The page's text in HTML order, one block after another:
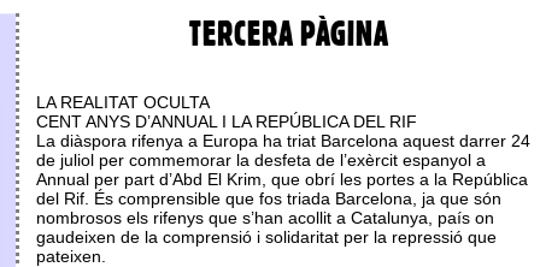
TERCERA PÀGINA
LA REALITAT OCULTA
CENT ANYS D’ANNUAL I LA REPÚBLICA DEL RIF
La diàspora rifenya a Europa ha triat Barcelona aquest darrer 24
de juliol per commemorar la desfeta de l’exèrcit espanyol a
Annual per part d’Abd El Krim, que obrí les portes a la República
del Rif. És comprensible que fos triada Barcelona, ja que són
nombrosos els rifenys que s’han acollit a Catalunya, país on
gaudeixen de la comprensió i solidaritat per la repressió que
pateixen.